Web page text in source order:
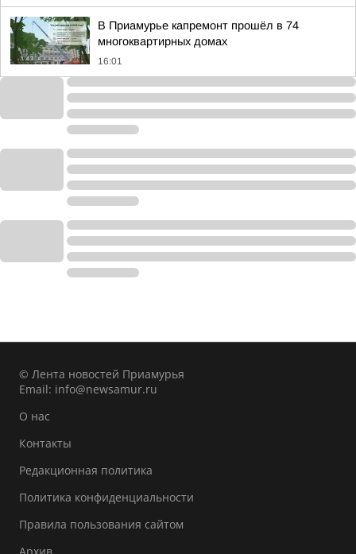
В Приамурье капремонт прошёл в 74
многоквартирных домах
16:01
© Лента новостей Приамурья
Email: info@newsamur.ru
О нас
Контакты
Редакционная политика
Политика конфиденциальности
Правила пользования сайтом